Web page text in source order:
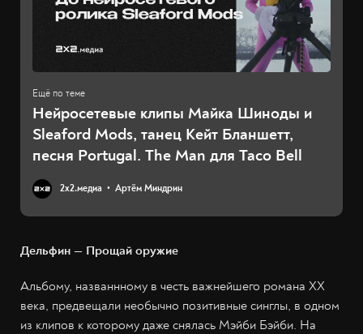
Нейросетевые клипы Майка Шиноды и
Sleaford Mods, танец Кейт Бланшетт,
песня Portugal. The Man для Taco Bell
2х2.медиа Артём Миндрин
Дельфин — Прощай оружие
Альбому, названнному в честь важнейшего романа XX
века, предвещали необычно позитивные синглы, в одном
из клипов к которому даже снялась Мэйби Бэйби. На